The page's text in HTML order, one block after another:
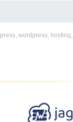
, wordpress, hosting,